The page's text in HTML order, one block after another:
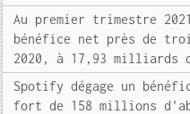
Au premier trimestre
bénéfice net près de
2020, à 17,93 milliards
Spotify dégage un
fort de 158 millions